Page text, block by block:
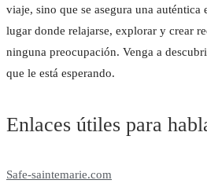
viaje, sino que se asegura una auténtica
lugar donde relajarse, explorar y crear
ninguna preocupación. Venga a
que le está esperando.
Enlaces útiles para
Safe-saintemarie.com